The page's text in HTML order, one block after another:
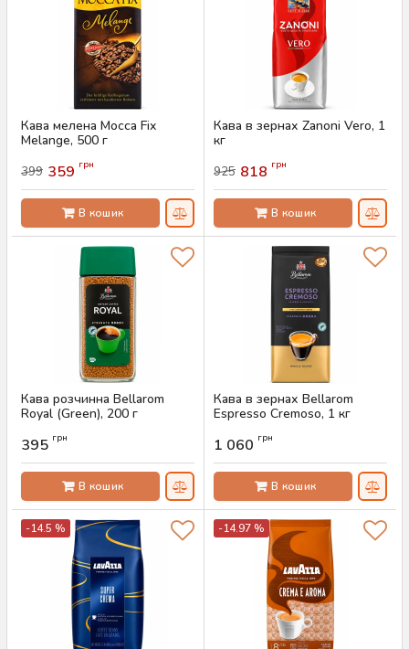
Кава мелена Mocca Fix
Melange, 500 г
399 359 грн
В кошик
Кава в зернах Zanoni Vero, 1
кг
925 818 грн
В кошик
Кава розчинна Bellarom
Royal (Green), 200 г
395 грн
В кошик
Кава в зернах Bellarom
Espresso Cremoso, 1 кг
1 060 грн
В кошик
-14.5 % -14.97 %